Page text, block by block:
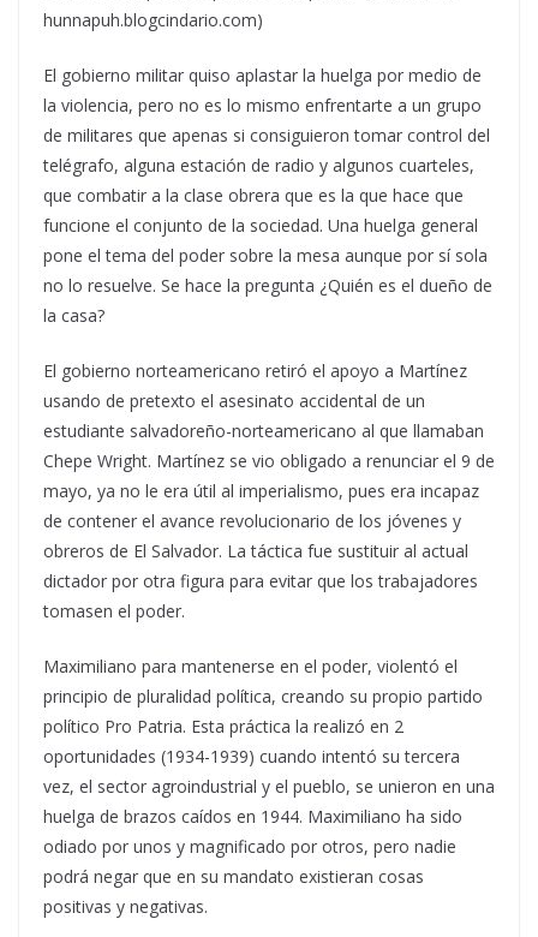
hunnapuh.blogcindario.com)
El gobierno militar quiso aplastar la huelga por medio de
la violencia, pero no es lo mismo enfrentarte a un grupo
de militares que apenas si consiguieron tomar control del
telégrafo, alguna estación de radio y algunos cuarteles,
que combatir a la clase obrera que es la que hace que
funcione el conjunto de la sociedad. Una huelga general
pone el tema del poder sobre la mesa aunque por sí sola
no lo resuelve. Se hace la pregunta ¿Quién es el dueño de
la casa?
El gobierno norteamericano retiró el apoyo a Martínez
usando de pretexto el asesinato accidental de un
estudiante salvadoreño-norteamericano al que llamaban
Chepe Wright. Martínez se vio obligado a renunciar el 9 de
mayo, ya no le era útil al imperialismo, pues era incapaz
de contener el avance revolucionario de los jóvenes y
obreros de El Salvador. La táctica fue sustituir al actual
dictador por otra figura para evitar que los trabajadores
tomasen el poder.
Maximiliano para mantenerse en el poder, violentó el
principio de pluralidad política, creando su propio partido
político Pro Patria. Esta práctica la realizó en 2
oportunidades (1934-1939) cuando intentó su tercera
vez, el sector agroindustrial y el pueblo, se unieron en una
huelga de brazos caídos en 1944. Maximiliano ha sido
odiado por unos y magnificado por otros, pero nadie
podrá negar que en su mandato existieran cosas
positivas y negativas.